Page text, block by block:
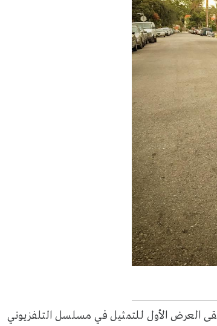
العرض الأول للتمثيل في مسلسل التلفزيوني